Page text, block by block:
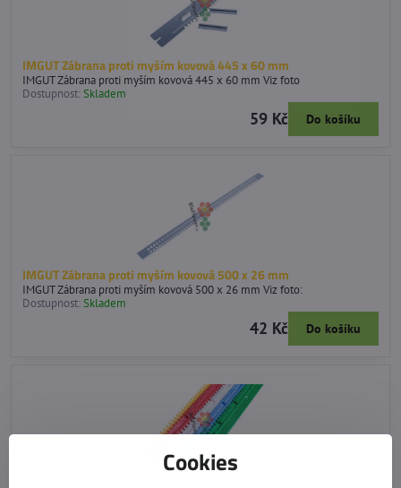
IMGUT Zábrana proti myším kovová 445 x 60 mm
IMGUT Zábrana proti myším kovová 445 x 60 mm Viz foto
Dostupnost:Skladem
59 Kč Do košíku
IMGUT Zábrana proti myším kovová 500 x 26 mm
IMGUT Zábrana proti myším kovová 500 x 26 mm Viz foto:
Dostupnost:Skladem
42 Kč Do košíku
Cookies